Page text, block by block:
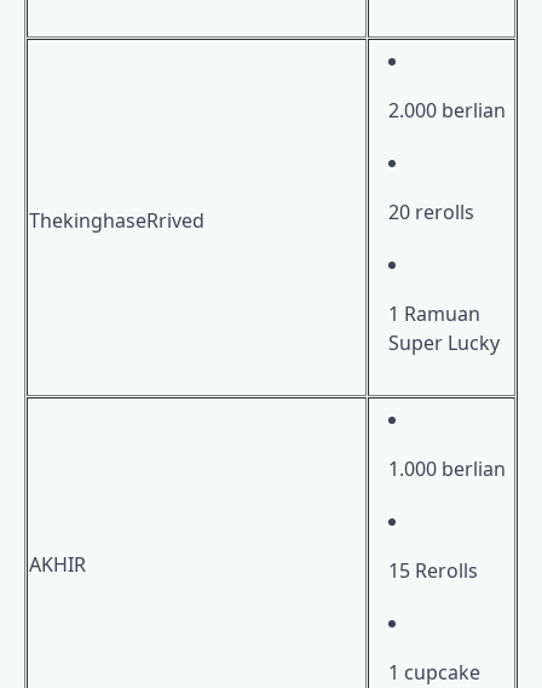
ThekinghaseRrived
2.000 berlian
20 rerolls
1 Ramuan
Super Lucky
AKHIR
1.000 berlian
15 Rerolls
1 cupcake